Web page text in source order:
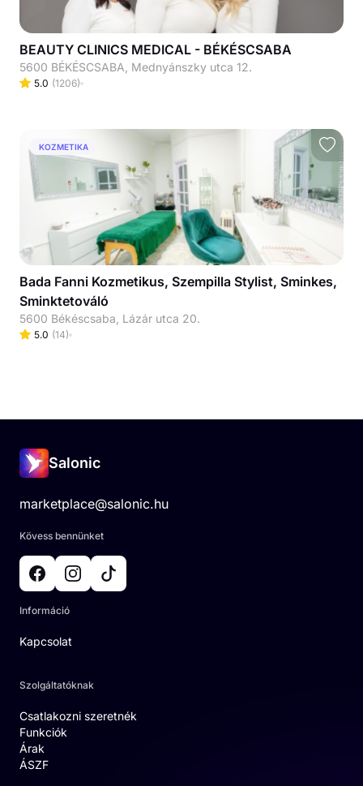
BEAUTY CLINICS MEDICAL - BÉKÉSCSABA
5600 BÉKÉSCSABA, Mednyánszky utca 12.
5.0 (1206)
KOZMETIKA
Bada Fanni Kozmetikus, Szempilla Stylist, Sminkes,
Sminktetováló
5600 Békéscsaba, Lázár utca 20.
5.0 (14)
Salonic
marketplace@salonic.hu
Kövess bennünket
Információ
Kapcsolat
Szolgáltatóknak
Csatlakozni szeretnék
Funkciók
Árak
ÁSZF